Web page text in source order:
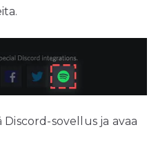
sovellus ja avaa